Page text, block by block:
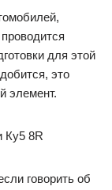
для этой
это
элемент.
говорить об